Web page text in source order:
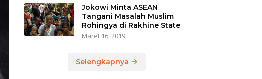
Jokowi Minta ASEAN
Tangani Masalah Muslim
Rohingya di Rakhine State
Maret 16, 2019
Selengkapnya